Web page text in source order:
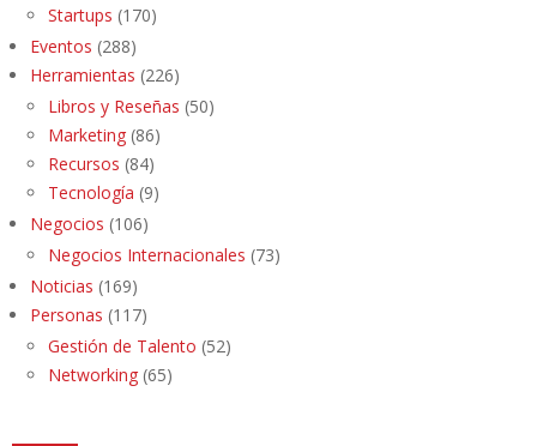
Startups (170)
Eventos (288)
Herramientas (226)
Libros y Reseñas (50)
Marketing (86)
Recursos (84)
Tecnología (9)
Negocios (106)
Negocios Internacionales (73)
Noticias (169)
Personas (117)
Gestión de Talento (52)
Networking (65)